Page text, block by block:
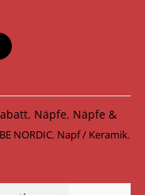
, Näpfe, Näpfe &
NORDIC, Napf / Keramik,